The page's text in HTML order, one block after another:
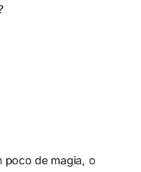
poco de magia, o